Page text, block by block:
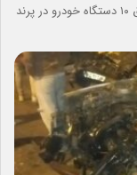
فرمانده انتظامی شهرستان رباط‌کریم از دستگیری سارق ١۰ دستگاه خودرو در پرند